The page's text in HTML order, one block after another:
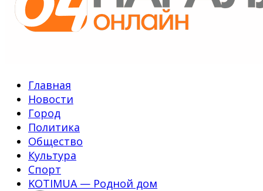
Главная
Новости
Город
Политика
Общество
Культура
Спорт
KOTIMUA — Родной дом